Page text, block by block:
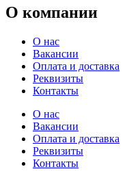
О компании
О нас
Вакансии
Оплата и доставка
Реквизиты
Контакты
О нас
Вакансии
Оплата и доставка
Реквизиты
Контакты